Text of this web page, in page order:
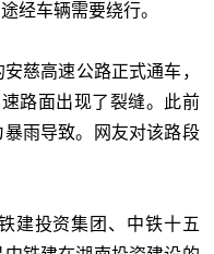
经车辆需要绕行。
慈高速公路正式通车，
路面出现了裂缝。此前
雨导致。网友对该路段
建投资集团、中铁十五